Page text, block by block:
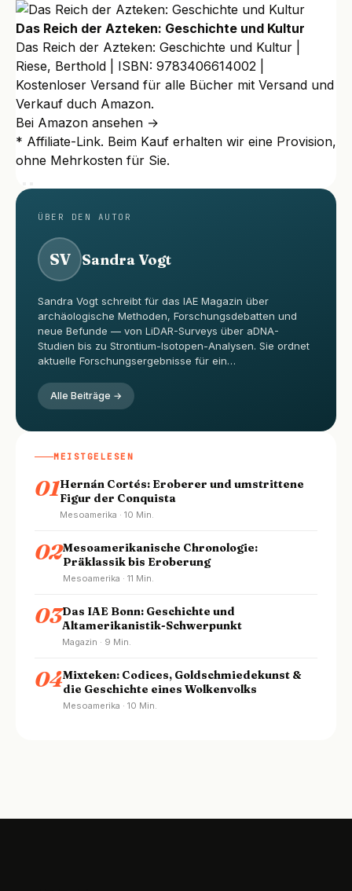
Das Reich der Azteken: Geschichte und Kultur
Das Reich der Azteken: Geschichte und Kultur |
Riese, Berthold | ISBN: 9783406614002 |
Kostenloser Versand für alle Bücher mit Versand und
Verkauf duch Amazon.
Bei Amazon ansehen →
* Affiliate-Link. Beim Kauf erhalten wir eine Provision,
ohne Mehrkosten für Sie.
ÜBER DEN AUTOR
SV Sandra Vogt
Sandra Vogt schreibt für das IAE Magazin über
archäologische Methoden, Forschungsdebatten und
neue Befunde — von LiDAR-Surveys über aDNA-
Studien bis zu Strontium-Isotopen-Analysen. Sie ordnet
aktuelle Forschungsergebnisse für ein…
Alle Beiträge →
MEISTGELESEN
01Hernán Cortés: Eroberer und umstrittene
Figur der Conquista
Mesoamerika · 10 Min.
02Mesoamerikanische Chronologie:
Präklassik bis Eroberung
Mesoamerika · 11 Min.
03Das IAE Bonn: Geschichte und
Altamerikanistik-Schwerpunkt
Magazin · 9 Min.
04Mixteken: Codices, Goldschmiedekunst &
die Geschichte eines Wolkenvolks
Mesoamerika · 10 Min.